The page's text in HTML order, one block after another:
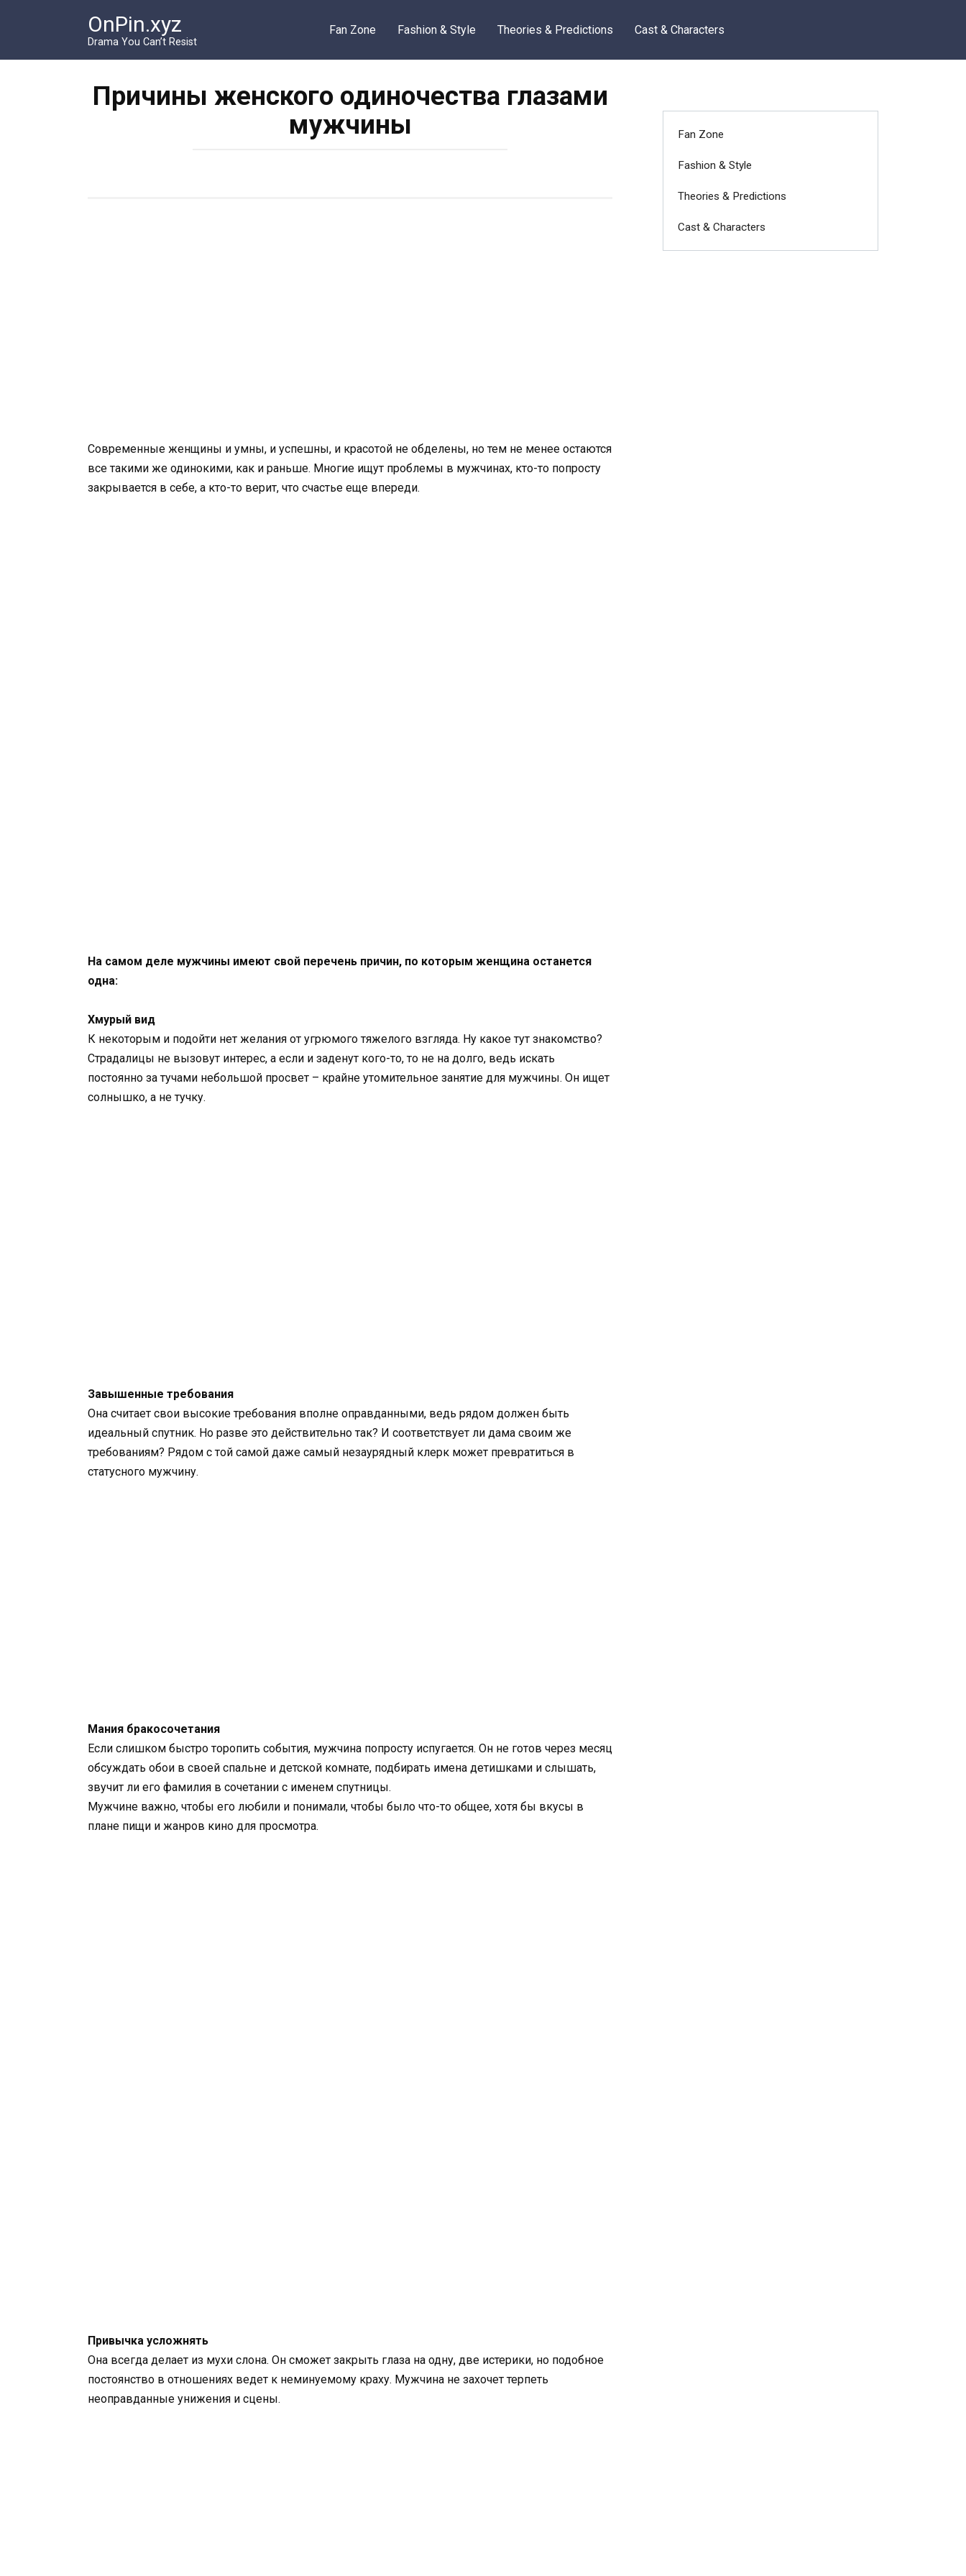
OnPin.xyz
Drama You Can’t Resist
Fan Zone Fashion & Style Theories & Predictions Cast & Characters
Причины женского одиночества глазами
мужчины
Современные женщины и умны, и успешны, и красотой не обделены, но тем не менее остаются
все такими же одинокими, как и раньше. Многие ищут проблемы в мужчинах, кто-то попросту
закрывается в себе, а кто-то верит, что счастье еще впереди.
На самом деле мужчины имеют свой перечень причин, по которым женщина останется
одна:
Хмурый вид
К некоторым и подойти нет желания от угрюмого тяжелого взгляда. Ну какое тут знакомство?
Страдалицы не вызовут интерес, а если и заденут кого-то, то не на долго, ведь искать
постоянно за тучами небольшой просвет – крайне утомительное занятие для мужчины. Он ищет
солнышко, а не тучку.
Завышенные требования
Она считает свои высокие требования вполне оправданными, ведь рядом должен быть
идеальный спутник. Но разве это действительно так? И соответствует ли дама своим же
требованиям? Рядом с той самой даже самый незаурядный клерк может превратиться в
статусного мужчину.
Мания бракосочетания
Если слишком быстро торопить события, мужчина попросту испугается. Он не готов через месяц
обсуждать обои в своей спальне и детской комнате, подбирать имена детишками и слышать,
звучит ли его фамилия в сочетании с именем спутницы.
Мужчине важно, чтобы его любили и понимали, чтобы было что-то общее, хотя бы вкусы в
плане пищи и жанров кино для просмотра.
Привычка усложнять
Она всегда делает из мухи слона. Он сможет закрыть глаза на одну, две истерики, но подобное
постоянство в отношениях ведет к неминуемому краху. Мужчина не захочет терпеть
неоправданные унижения и сцены.
Fan Zone
Fashion & Style
Theories & Predictions
Cast & Characters